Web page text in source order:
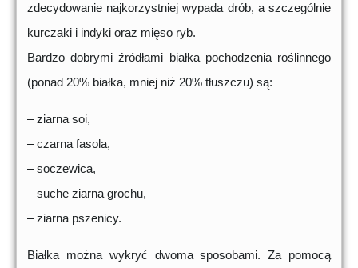
zdecydowanie najkorzystniej wypada drób, a szczególnie
kurczaki i indyki oraz mięso ryb.
Bardzo dobrymi źródłami białka pochodzenia roślinnego
(ponad 20% białka, mniej niż 20% tłuszczu) są:
– ziarna soi,
– czarna fasola,
– soczewica,
– suche ziarna grochu,
– ziarna pszenicy.
Białka można wykryć dwoma sposobami. Za pomocą